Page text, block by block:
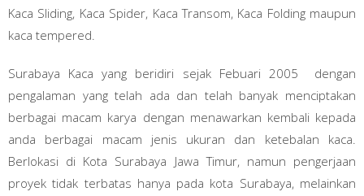
Kaca Sliding, Kaca Spider, Kaca Transom, Kaca Folding maupun
kaca tempered.
Surabaya Kaca yang beridiri sejak Febuari 2005 dengan
pengalaman yang telah ada dan telah banyak menciptakan
berbagai macam karya dengan menawarkan kembali kepada
anda berbagai macam jenis ukuran dan ketebalan kaca.
Berlokasi di Kota Surabaya Jawa Timur, namun pengerjaan
proyek tidak terbatas hanya pada kota Surabaya, melainkan